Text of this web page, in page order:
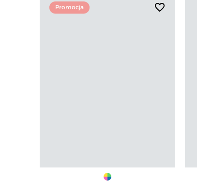
Promocja favorite_border